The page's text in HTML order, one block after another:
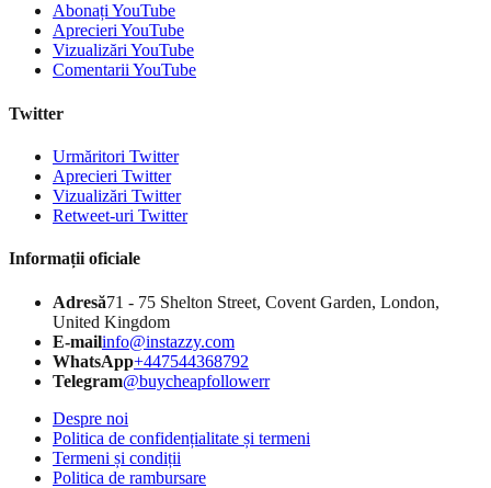
Abonați YouTube
Aprecieri YouTube
Vizualizări YouTube
Comentarii YouTube
Twitter
Urmăritori Twitter
Aprecieri Twitter
Vizualizări Twitter
Retweet-uri Twitter
Informații oficiale
Adresă71 - 75 Shelton Street, Covent Garden, London,
United Kingdom
E-mailinfo@instazzy.com
WhatsApp+447544368792
Telegram@buycheapfollowerr
Despre noi
Politica de confidențialitate și termeni
Termeni și condiții
Politica de rambursare